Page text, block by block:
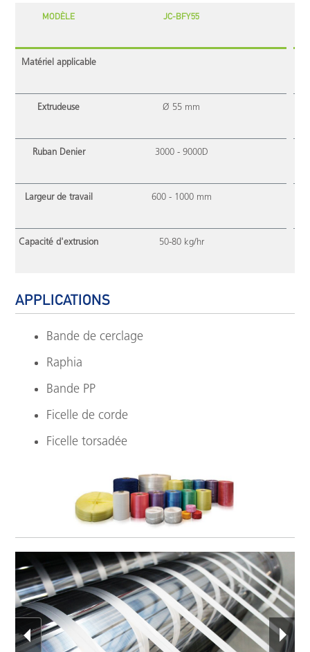
MODÈLE
Matériel applicable
Extrudeuse
Ruban Denier
Largeur de travail
Capacité d'extrusion
JC-BFY55
Ø 55 mm
3000 - 9000D
600 - 1000 mm
50-80 kg/hr
APPLICATIONS
Bande de cerclage
Raphia
Bande PP
Ficelle de corde
Ficelle torsadée